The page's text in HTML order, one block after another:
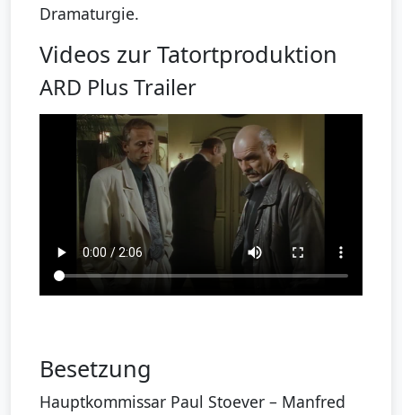
Dramaturgie.
Videos zur Tatortproduktion
ARD Plus Trailer
Besetzung
Hauptkommissar Paul Stoever – Manfred